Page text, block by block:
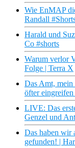
Wie EnMAP
Randall
Harald und
Co #shorts
Warum verlor
Folge | Terra X
Das Amt, mein
öfter
LIVE: Das
Genzel und
Das haben wir
gefunden! |